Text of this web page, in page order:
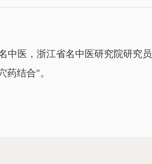
中医，浙江省名中医研究院研究
药结合"。